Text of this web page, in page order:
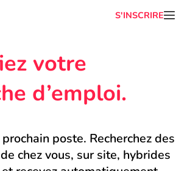
S'INSCRIRE
votre
d’emploi.
poste. Recherchez des
chez vous, sur site, hybrides